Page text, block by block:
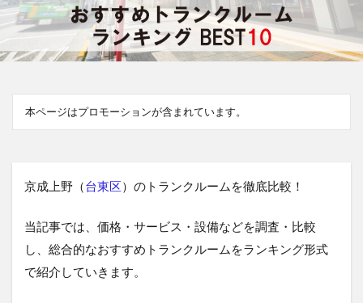
本ページはプロモーションが含まれています。
京成上野（台東区）のトランクルームを徹底比較！
当記事では、価格・サービス・設備などを調査・比較
し、総合的なおすすめトランクルームをランキング形式
で紹介していきます。